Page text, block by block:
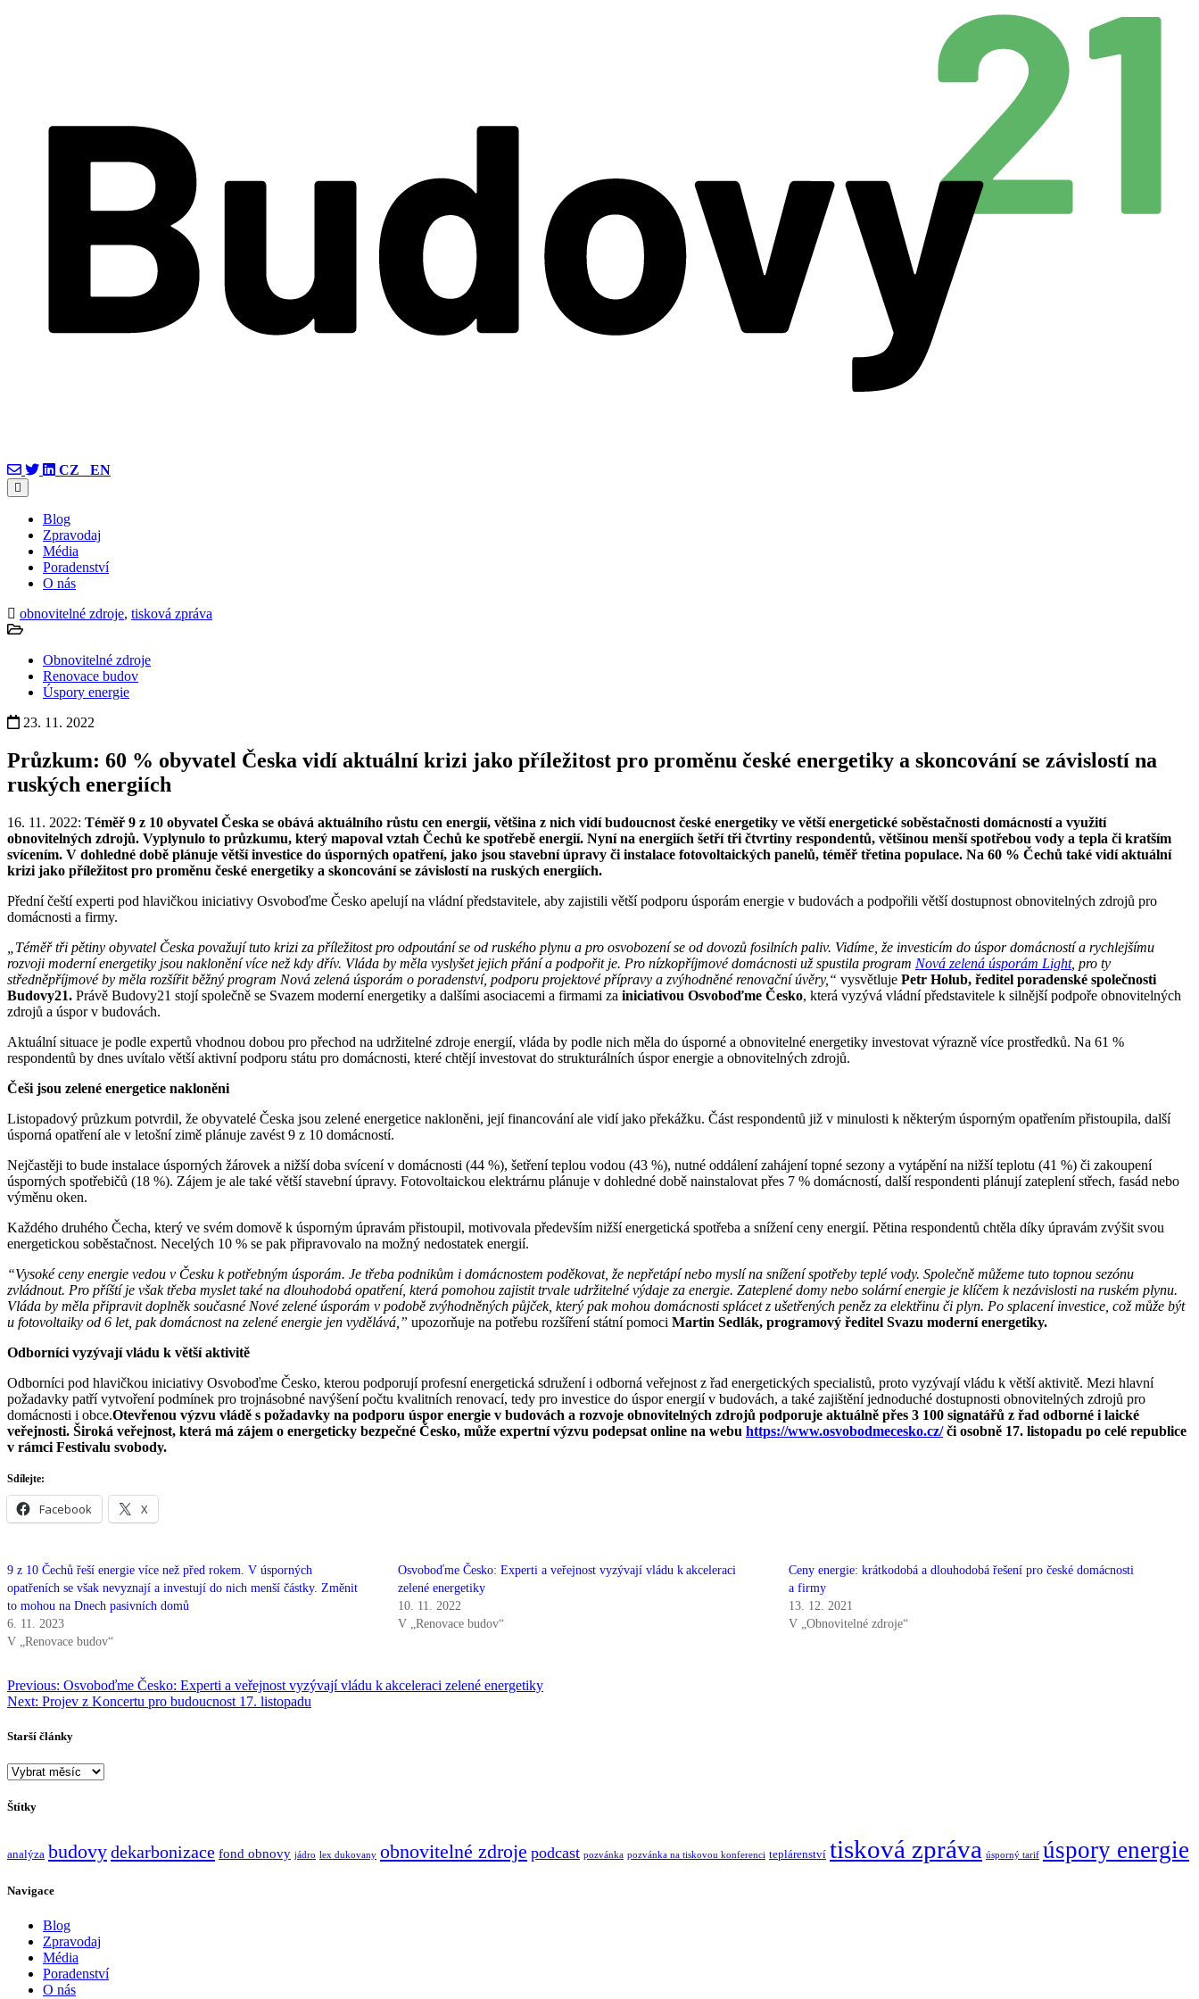
CZ EN
Blog
Zpravodaj
Média
Poradenství
O nás
obnovitelné zdroje, tisková zpráva
Obnovitelné zdroje
Renovace budov
Úspory energie
23. 11. 2022
Průzkum: 60 % obyvatel Česka vidí aktuální krizi jako příležitost pro proměnu české energetiky a skoncování se závislostí na
ruských energiích
16. 11. 2022: Téměř 9 z 10 obyvatel Česka se obává aktuálního růstu cen energií, většina z nich vidí budoucnost české energetiky ve větší energetické soběstačnosti domácností a využití
obnovitelných zdrojů. Vyplynulo to průzkumu, který mapoval vztah Čechů ke spotřebě energií. Nyní na energiích šetří tři čtvrtiny respondentů, většinou menší spotřebou vody a tepla či kratším
svícením. V dohledné době plánuje větší investice do úsporných opatření, jako jsou stavební úpravy či instalace fotovoltaických panelů, téměř třetina populace. Na 60 % Čechů také vidí aktuální
krizi jako příležitost pro proměnu české energetiky a skoncování se závislostí na ruských energiích.
Přední čeští experti pod hlavičkou iniciativy Osvoboďme Česko apelují na vládní představitele, aby zajistili větší podporu úsporám energie v budovách a podpořili větší dostupnost obnovitelných zdrojů pro
domácnosti a firmy.
„Téměř tři pětiny obyvatel Česka považují tuto krizi za příležitost pro odpoutání se od ruského plynu a pro osvobození se od dovozů fosilních paliv. Vidíme, že investicím do úspor domácností a rychlejšímu
rozvoji moderní energetiky jsou naklonění více než kdy dřív. Vláda by měla vyslyšet jejich přání a podpořit je. Pro nízkopříjmové domácnosti už spustila program Nová zelená úsporám Light, pro ty
středněpříjmové by měla rozšířit běžný program Nová zelená úsporám o poradenství, podporu projektové přípravy a zvýhodněné renovační úvěry,“ vysvětluje Petr Holub, ředitel poradenské společnosti
Budovy21. Právě Budovy21 stojí společně se Svazem moderní energetiky a dalšími asociacemi a firmami za iniciativou Osvoboďme Česko, která vyzývá vládní představitele k silnější podpoře obnovitelných
zdrojů a úspor v budovách.
Aktuální situace je podle expertů vhodnou dobou pro přechod na udržitelné zdroje energií, vláda by podle nich měla do úsporné a obnovitelné energetiky investovat výrazně více prostředků. Na 61 %
respondentů by dnes uvítalo větší aktivní podporu státu pro domácnosti, které chtějí investovat do strukturálních úspor energie a obnovitelných zdrojů.
Češi jsou zelené energetice nakloněni
Listopadový průzkum potvrdil, že obyvatelé Česka jsou zelené energetice nakloněni, její financování ale vidí jako překážku. Část respondentů již v minulosti k některým úsporným opatřením přistoupila, další
úsporná opatření ale v letošní zimě plánuje zavést 9 z 10 domácností.
Nejčastěji to bude instalace úsporných žárovek a nižší doba svícení v domácnosti (44 %), šetření teplou vodou (43 %), nutné oddálení zahájení topné sezony a vytápění na nižší teplotu (41 %) či zakoupení
úsporných spotřebičů (18 %). Zájem je ale také větší stavební úpravy. Fotovoltaickou elektrárnu plánuje v dohledné době nainstalovat přes 7 % domácností, další respondenti plánují zateplení střech, fasád nebo
výměnu oken.
Každého druhého Čecha, který ve svém domově k úsporným úpravám přistoupil, motivovala především nižší energetická spotřeba a snížení ceny energií. Pětina respondentů chtěla díky úpravám zvýšit svou
energetickou soběstačnost. Necelých 10 % se pak připravovalo na možný nedostatek energií.
“Vysoké ceny energie vedou v Česku k potřebným úsporám. Je třeba podnikům i domácnostem poděkovat, že nepřetápí nebo myslí na snížení spotřeby teplé vody. Společně můžeme tuto topnou sezónu
zvládnout. Pro příští je však třeba myslet také na dlouhodobá opatření, která pomohou zajistit trvale udržitelné výdaje za energie. Zateplené domy nebo solární energie je klíčem k nezávislosti na ruském plynu.
Vláda by měla připravit doplněk současné Nové zelené úsporám v podobě zvýhodněných půjček, který pak mohou domácnosti splácet z ušetřených peněz za elektřinu či plyn. Po splacení investice, což může být
u fotovoltaiky od 6 let, pak domácnost na zelené energie jen vydělává,” upozorňuje na potřebu rozšíření státní pomoci Martin Sedlák, programový ředitel Svazu moderní energetiky.
Odborníci vyzývají vládu k větší aktivitě
Odborníci pod hlavičkou iniciativy Osvoboďme Česko, kterou podporují profesní energetická sdružení i odborná veřejnost z řad energetických specialistů, proto vyzývají vládu k větší aktivitě. Mezi hlavní
požadavky patří vytvoření podmínek pro trojnásobné navýšení počtu kvalitních renovací, tedy pro investice do úspor energií v budovách, a také zajištění jednoduché dostupnosti obnovitelných zdrojů pro
domácnosti i obce.Otevřenou výzvu vládě s požadavky na podporu úspor energie v budovách a rozvoje obnovitelných zdrojů podporuje aktuálně přes 3 100 signatářů z řad odborné i laické
veřejnosti. Široká veřejnost, která má zájem o energeticky bezpečné Česko, může expertní výzvu podepsat online na webu https://www.osvobodmecesko.cz/či osobně 17. listopadu po celé republice
v rámci Festivalu svobody.
Sdílejte:
Facebook X
9 z 10 Čechů řeší energie více než před rokem. V úsporných
opatřeních se však nevyznají a investují do nich menší částky. Změnit
to mohou na Dnech pasivních domů
6. 11. 2023
V „Renovace budov“
Osvoboďme Česko: Experti a veřejnost vyzývají vládu k akceleraci
zelené energetiky
10. 11. 2022
V „Renovace budov“
Ceny energie: krátkodobá a dlouhodobá řešení pro české domácnosti
a firmy
13. 12. 2021
V „Obnovitelné zdroje“
Navigace
pro
příspěvek
Previous: Osvoboďme Česko: Experti a veřejnost vyzývají vládu k akceleraci zelené energetiky
Next: Projev z Koncertu pro budoucnost 17. listopadu
Starší články
Starší
Štítky
analýza budovydekarbonizace fond obnovy jádro lex dukovany obnovitelné zdroje podcast pozvánka pozvánka na tiskovou konferenci teplárenství tisková zpráva úsporný tarif úspory energie
Navigace
Blog
Zpravodaj
Média
Poradenství
O nás